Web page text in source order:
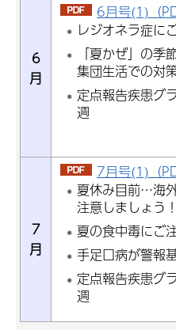
6
月
6月号(1)（
レジオネラ症に
「夏かぜ」の
集団生活での対
定点報告疾患グ
週
7
月
7月号(1)（
夏休み目前…海
注意しましょう！
夏の食中毒にご
手足口病が警報
定点報告疾患グ
週